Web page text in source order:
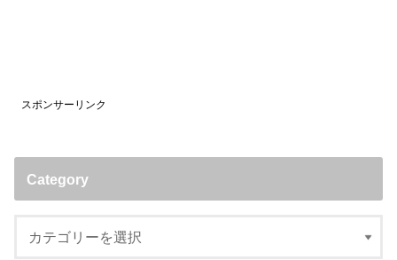
スポンサーリンク
Category